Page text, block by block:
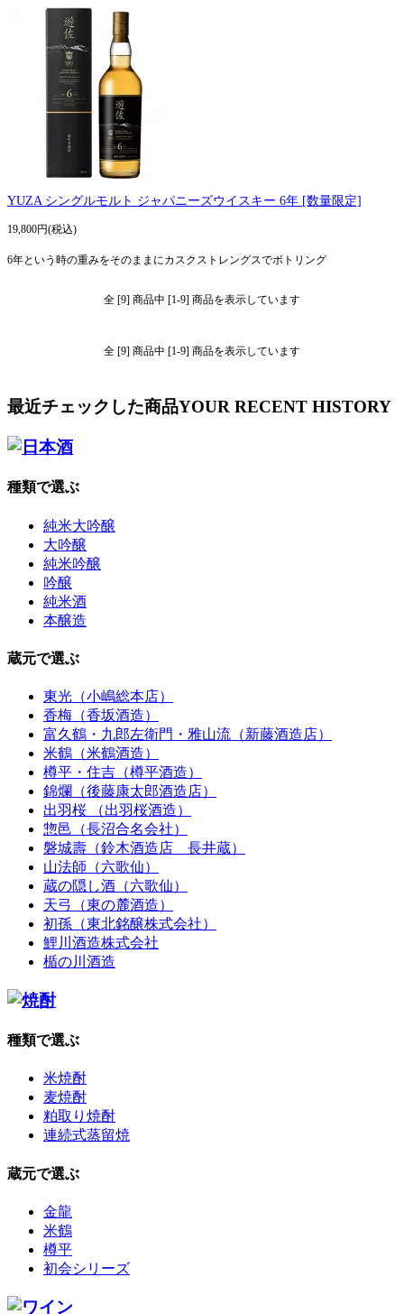
YUZA シングルモルト ジャパニーズウイスキー 6年 [数量限定]
19,800円(税込)
6年という時の重みをそのままにカスクストレングスでボトリング
全 [9] 商品中 [1-9] 商品を表示しています
全 [9] 商品中 [1-9] 商品を表示しています
最近チェックした商品YOUR RECENT HISTORY
種類で選ぶ
純米大吟醸
大吟醸
純米吟醸
吟醸
純米酒
本醸造
蔵元で選ぶ
東光（小嶋総本店）
香梅（香坂酒造）
富久鶴・九郎左衛門・雅山流（新藤酒造店）
米鶴（米鶴酒造）
樽平・住吉（樽平酒造）
錦爛（後藤康太郎酒造店）
出羽桜 （出羽桜酒造）
惣邑（長沼合名会社）
磐城壽（鈴木酒造店 長井蔵）
山法師（六歌仙）
蔵の隠し酒（六歌仙）
天弓（東の麓酒造）
初孫（東北銘醸株式会社）
鯉川酒造株式会社
楯の川酒造
種類で選ぶ
米焼酎
麦焼酎
粕取り焼酎
連続式蒸留焼
蔵元で選ぶ
金龍
米鶴
樽平
初会シリーズ